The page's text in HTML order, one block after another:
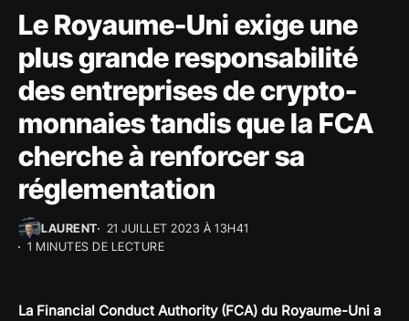
Le Royaume-Uni exige une
plus grande responsabilité
des entreprises de crypto-
monnaies tandis que la FCA
cherche à renforcer sa
réglementation
LAURENT
21 JUILLET 2023 À 13H41
1 MINUTES DE LECTURE
La Financial Conduct Authority (FCA) du Royaume-Uni a